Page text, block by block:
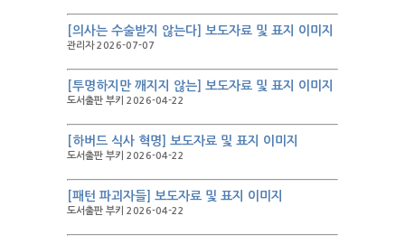
[의사는 수술받지 않는다] 보도자료 및 표지 이미지
관리자 2026-07-07
[투명하지만 깨지지 않는] 보도자료 및 표지 이미지
도서출판 부키 2026-04-22
[하버드 식사 혁명] 보도자료 및 표지 이미지
도서출판 부키 2026-04-22
[패턴 파괴자들] 보도자료 및 표지 이미지
도서출판 부키 2026-04-22